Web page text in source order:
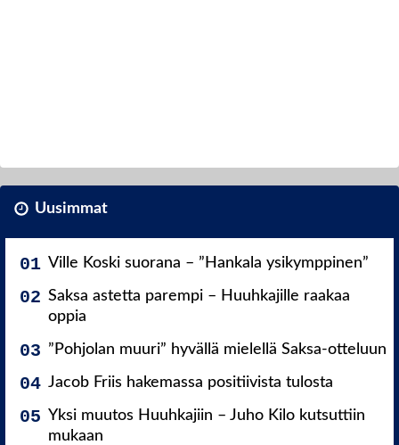
Uusimmat
Ville Koski suorana – ”Hankala ysikymppinen”
Saksa astetta parempi – Huuhkajille raakaa
oppia
”Pohjolan muuri” hyvällä mielellä Saksa-otteluun
Jacob Friis hakemassa positiivista tulosta
Yksi muutos Huuhkajiin – Juho Kilo kutsuttiin
mukaan